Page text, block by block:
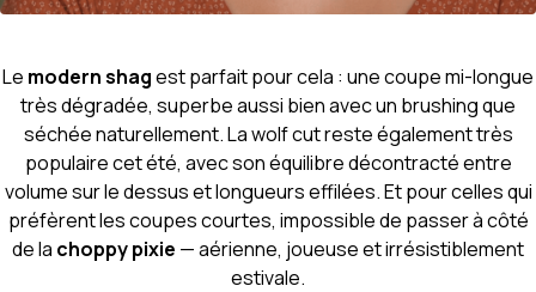
Le modern shagest parfait pour cela : une coupe mi-longue
très dégradée, superbe aussi bien avec un brushing que
séchée naturellement. La wolf cut reste également très
populaire cet été, avec son équilibre décontracté entre
volume sur le dessus et longueurs effilées. Et pour celles qui
préfèrent les coupes courtes, impossible de passer à côté
de la choppy pixie — aérienne, joueuse et irrésistiblement
estivale.